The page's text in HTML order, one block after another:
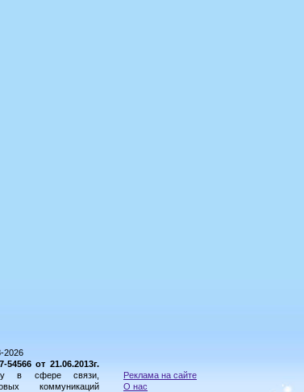
2026
от 21.06.2013г.
в сфере связи,
коммуникаций
Реклама на сайте
О нас